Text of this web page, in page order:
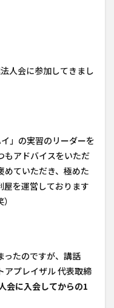
人会に参加してきまし
」の実習のリーダーを
もアドバイスをいただ
めていただき、極めた
屋を運営しております
ったのですが、講話
アプレイザル 代表取締
会に入会してからの1